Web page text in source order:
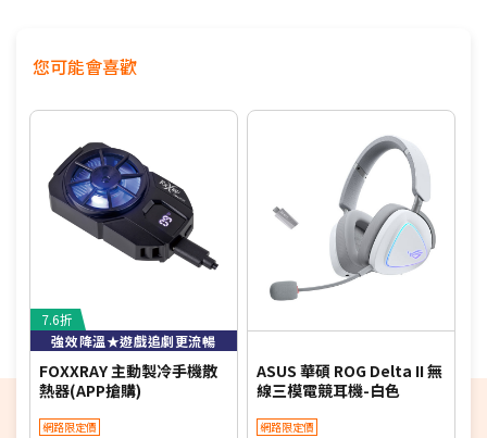
您可能會喜歡
7.6折
強效降溫★遊戲追劇更流暢
FOXXRAY 主動製冷手機散
熱器(APP搶購)
網路限定價
ASUS 華碩 ROG Delta II 無
線三模電競耳機-白色
網路限定價